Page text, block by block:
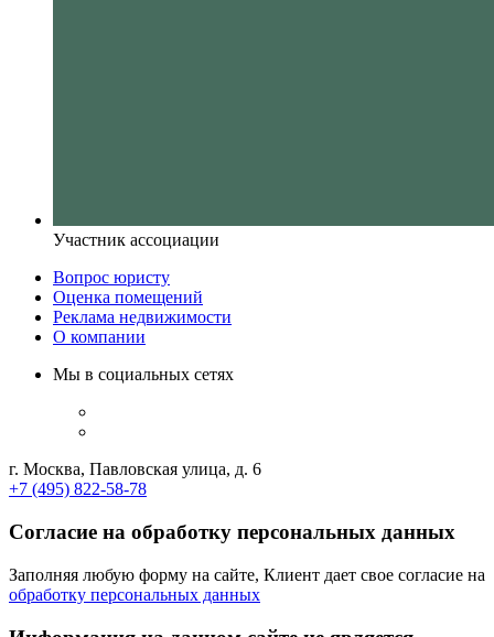
Участник ассоциации
Вопрос юристу
Оценка помещений
Реклама недвижимости
О компании
Мы в социальных сетях
г. Москва, Павловская улица, д. 6
+7 (495) 822-58-78
Согласие на обработку персональных данных
Заполняя любую форму на сайте, Клиент дает свое согласие на
обработку персональных данных